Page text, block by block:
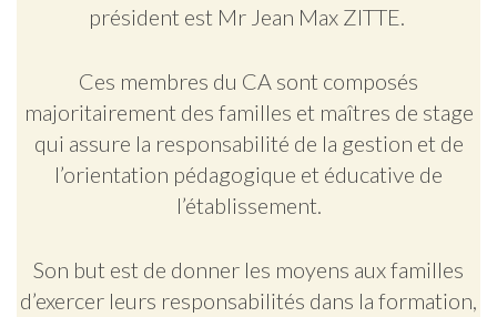
président est Mr Jean Max ZITTE.
Ces membres du CA sont composés
majoritairement des familles et maîtres de stage
qui assure la responsabilité de la gestion et de
l’orientation pédagogique et éducative de
l’établissement.
Son but est de donner les moyens aux familles
d’exercer leurs responsabilités dans la formation,